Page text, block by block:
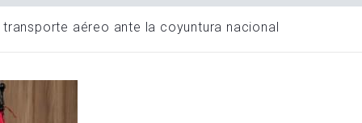
aéreo ante la coyuntura nacional